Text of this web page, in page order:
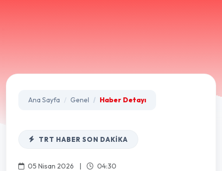
Ana Sayfa Genel Haber Detayı
TRT HABER SON DAKIKA
05 Nisan 2026 | 04:30